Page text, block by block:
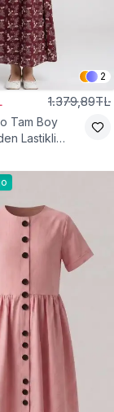
2
1.379,89TL
Tam Boy
Lastikli